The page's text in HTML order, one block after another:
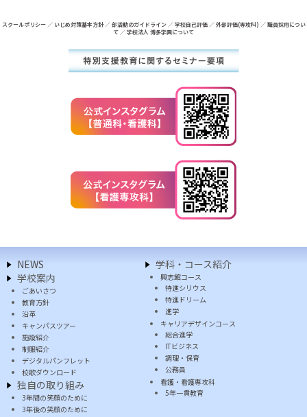
スクールポリシー／ いじめ対策基本方針／部活動のガイドライン／学校自己評価／外部評価(専攻科) ／職員採用につい
て ／学校法人 博多学園について
NEWS
学校案内
ごあいさつ
教育方針
沿革
キャンパスツアー
施設紹介
制服紹介
デジタルパンフレット
校歌ダウンロード
独自の取り組み
3年間の笑顔のために
3年後の笑顔のために
学科・コース紹介
興志館コース
特進シリウス
特進ドリーム
進学
キャリアデザインコース
総合進学
ITビジネス
調理・保育
公務員
看護・看護専攻科
5年一貫教育